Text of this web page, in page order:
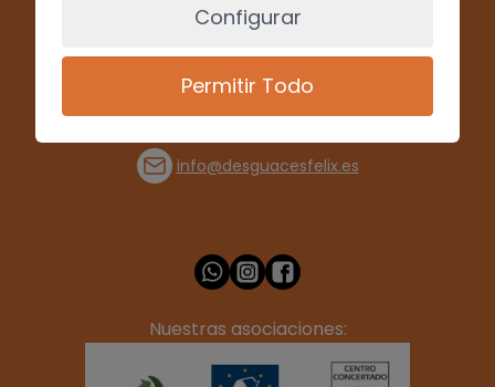
info@desguacesfelix.es
Nuestras asociaciones:
Configurar
Permitir Todo